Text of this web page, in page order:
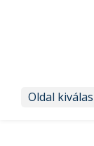
Oldal